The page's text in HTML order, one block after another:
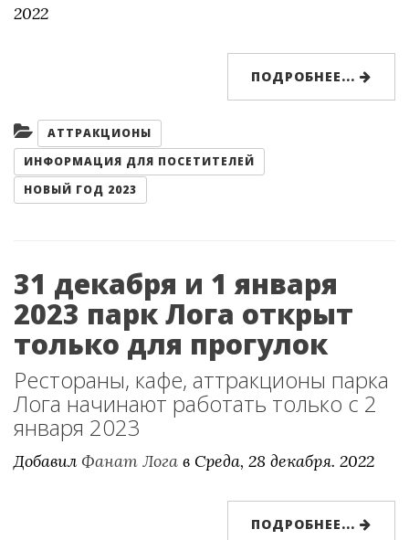
2022
ПОДРОБНЕЕ...
Категории:
АТТРАКЦИОНЫ
ИНФОРМАЦИЯ ДЛЯ ПОСЕТИТЕЛЕЙ
НОВЫЙ ГОД 2023
31 декабря и 1 января
2023 парк Лога открыт
только для прогулок
Рестораны, кафе, аттракционы парка
Лога начинают работать только с 2
января 2023
Добавил Фанат Лога в Среда, 28 декабря. 2022
ПОДРОБНЕЕ...